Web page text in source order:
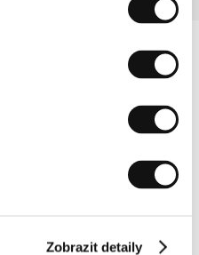
Zobrazit detaily